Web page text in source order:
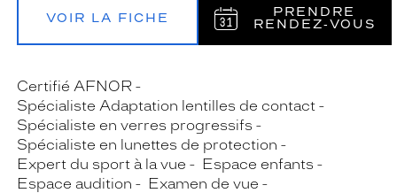
VOIR LA FICHE
PRENDRE
RENDEZ‑VOUS
Certifié AFNOR
Spécialiste Adaptation lentilles de contact
Spécialiste en verres progressifs
Spécialiste en lunettes de protection
Expert du sport à la vue
Espace enfants
Espace audition
Examen de vue